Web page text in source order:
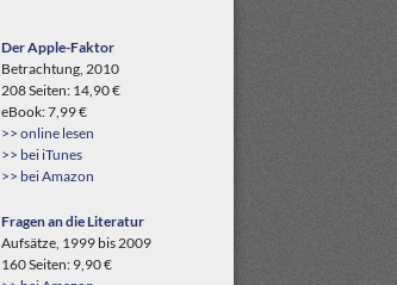
Der Apple-Faktor
Betrachtung, 2010
208 Seiten: 14,90 €
eBook: 7,99 €
>> online lesen
>> bei iTunes
>> bei Amazon
Fragen an die Literatur
Aufsätze, 1999 bis 2009
160 Seiten: 9,90 €